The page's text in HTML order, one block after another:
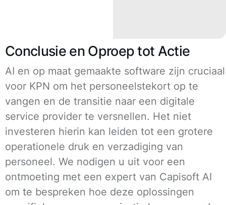
Conclusie en Oproep tot Actie
AI en op maat gemaakte software zijn cruciaal
voor KPN om het personeelstekort op te
vangen en de transitie naar een digitale
service provider te versnellen. Het niet
investeren hierin kan leiden tot een grotere
operationele druk en verzadiging van
personeel. We nodigen u uit voor een
ontmoeting met een expert van Capisoft AI
om te bespreken hoe deze oplossingen